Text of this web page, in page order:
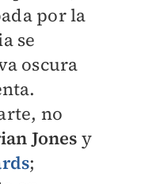
por la
se
oscura
no
Jonesy
;